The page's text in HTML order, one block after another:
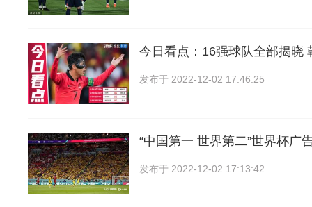
今日看点：16强球队全部揭晓
发布于 2022-12-02 17:46:25
“中国第一 世界第二”世界杯广
发布于 2022-12-02 17:13:42